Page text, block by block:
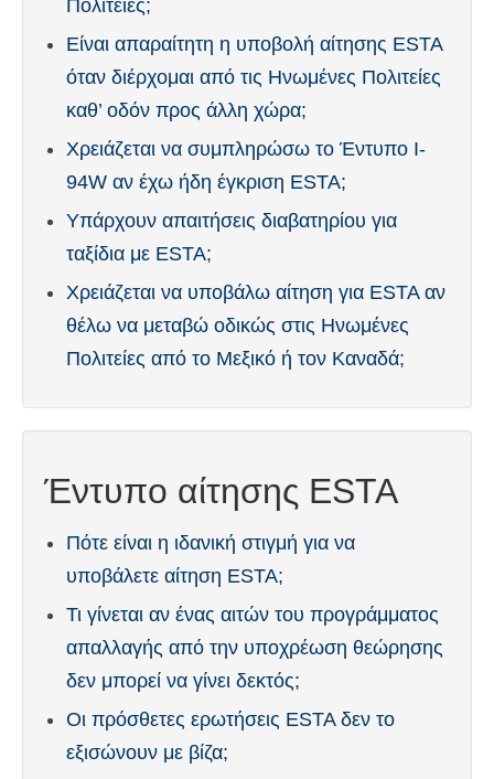
Πολιτείες;
Είναι απαραίτητη η υποβολή αίτησης ESTA
όταν διέρχομαι από τις Ηνωμένες Πολιτείες
καθ’ οδόν προς άλλη χώρα;
Χρειάζεται να συμπληρώσω το Έντυπο I-
94W αν έχω ήδη έγκριση ESTA;
Υπάρχουν απαιτήσεις διαβατηρίου για
ταξίδια με ESTA;
Χρειάζεται να υποβάλω αίτηση για ESTA αν
θέλω να μεταβώ οδικώς στις Ηνωμένες
Πολιτείες από το Μεξικό ή τον Καναδά;
Έντυπο αίτησης ESTA
Πότε είναι η ιδανική στιγμή για να
υποβάλετε αίτηση ESTA;
Τι γίνεται αν ένας αιτών του προγράμματος
απαλλαγής από την υποχρέωση θεώρησης
δεν μπορεί να γίνει δεκτός;
Οι πρόσθετες ερωτήσεις ESTA δεν το
εξισώνουν με βίζα;